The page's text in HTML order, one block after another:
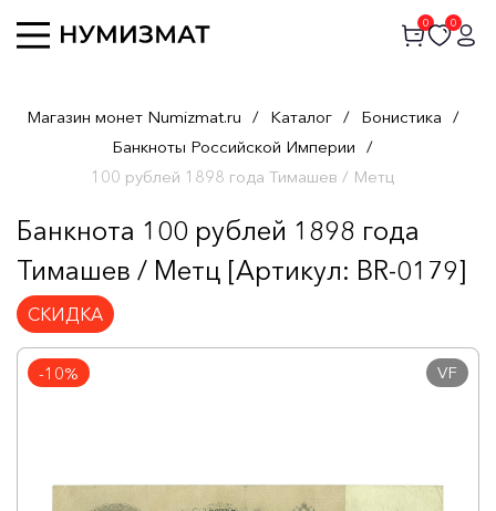
0 0
Магазин монет Numizmat.ru / Каталог / Бонистика /
Банкноты Российской Империи /
100 рублей 1898 года Тимашев / Метц
Банкнота 100 рублей 1898 года
Тимашев / Метц [Артикул: BR-0179]
СКИДКА
-10% VF